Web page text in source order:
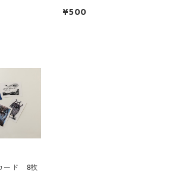
¥500
ード 8枚